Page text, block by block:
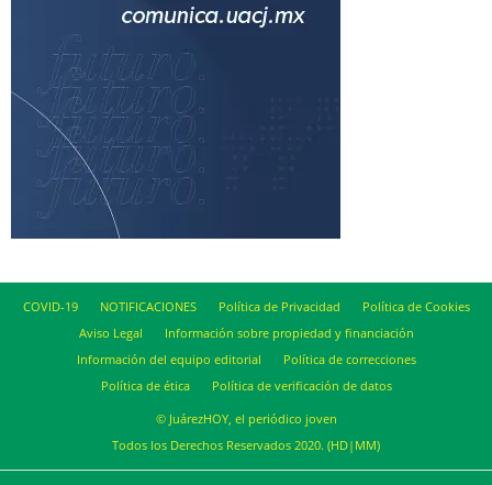
COVID-19 NOTIFICACIONES Política de Privacidad
Política de Cookies
Aviso Legal
Información sobre propiedad y financiación
Información del equipo editorial
Política de correcciones
Política de ética
Política de verificación de datos
© JuárezHOY, el periódico joven
Todos los Derechos Reservados 2020. (HD|MM)